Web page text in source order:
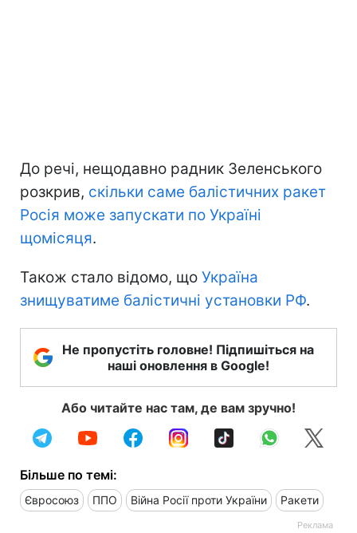
До речі, нещодавно радник Зеленського
розкрив, скільки саме балістичних ракет
Росія може запускати по Україні
щомісяця.
Також стало відомо, що Україна
знищуватиме балістичні установки РФ.
Не пропустіть головне! Підпишіться на
наші оновлення в Google!
Або читайте нас там, де вам зручно!
Більше по темі:
Євросоюз ППО Війна Росії проти України Ракети